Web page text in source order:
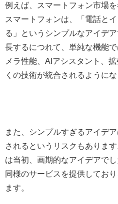
例えば、スマートフォン市場
スマートフォンは、「電話と
る」というシンプルなアイデ
長するにつれて、単純な機能
メラ性能、AIアシスタント、
くの技術が統合されるようにな
また、シンプルすぎるアイデ
されるというリスクもありま
は当初、画期的なアイデアで
同様のサービスを提供してお
ます。